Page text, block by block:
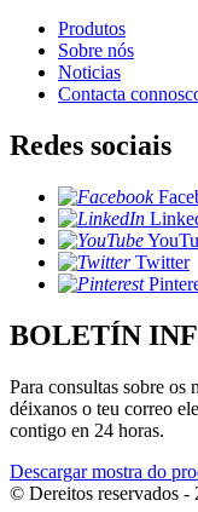
Produtos
Sobre nós
Noticias
Contacta
Redes sociais
Twitter
BOLETÍN
Para consultas sobre os
déixanos o teu correo
contigo en 24 horas.
Descargar mostra do
© Dereitos reservados -